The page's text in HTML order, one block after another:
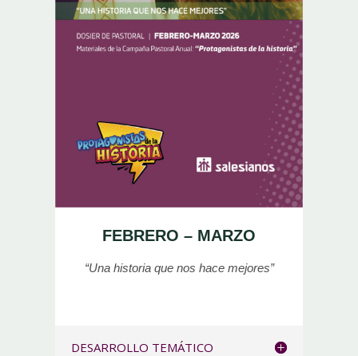
FEBRERO – MARZO
“Una historia que nos hace mejores”
DESARROLLO TEMÁTICO